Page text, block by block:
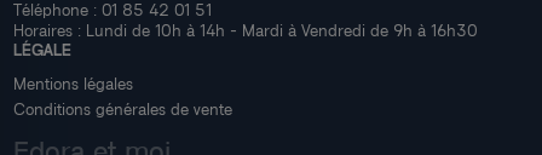
Téléphone : 01 85 42 01 51
Horaires : Lundi de 10h à 14h - Mardi à Vendredi de 9h à 16h30
LÉGALE
Mentions légales
Conditions générales de vente